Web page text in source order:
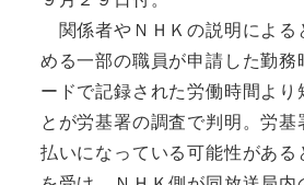
関係者やＮＨＫの説明による
める一部の職員が申請した勤務
ードで記録された労働時間より
とが労基署の調査で判明。労
払いになっている可能性がある